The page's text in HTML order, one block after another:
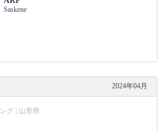
Saskene
2024年04月
グ | 山形県